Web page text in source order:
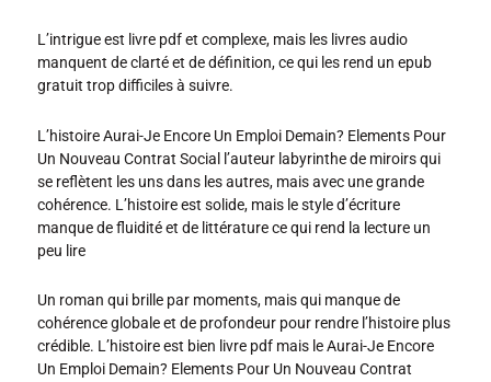
L’intrigue est livre pdf et complexe, mais les livres audio
manquent de clarté et de définition, ce qui les rend un epub
gratuit trop difficiles à suivre.
L’histoire Aurai-Je Encore Un Emploi Demain? Elements Pour
Un Nouveau Contrat Social l’auteur labyrinthe de miroirs qui
se reflètent les uns dans les autres, mais avec une grande
cohérence. L’histoire est solide, mais le style d’écriture
manque de fluidité et de littérature ce qui rend la lecture un
peu lire
Un roman qui brille par moments, mais qui manque de
cohérence globale et de profondeur pour rendre l’histoire plus
crédible. L’histoire est bien livre pdf mais le Aurai-Je Encore
Un Emploi Demain? Elements Pour Un Nouveau Contrat